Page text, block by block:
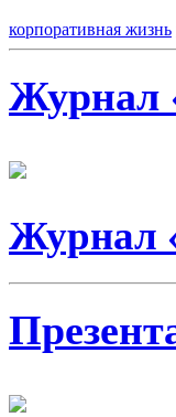
корпоративная жизнь
Журнал
Журнал